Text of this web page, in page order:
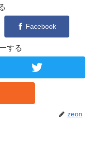
Facebook
する
zeon